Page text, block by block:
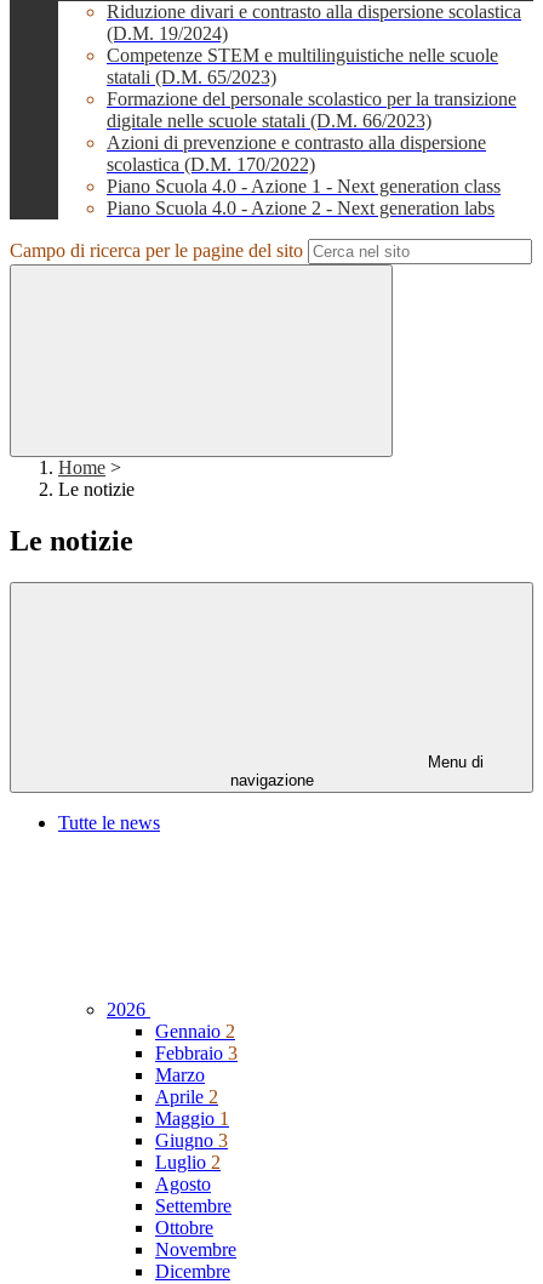
Riduzione divari e contrasto alla dispersione scolastica
(D.M. 19/2024)
Competenze STEM e multilinguistiche nelle scuole
statali (D.M. 65/2023)
Formazione del personale scolastico per la transizione
digitale nelle scuole statali (D.M. 66/2023)
Azioni di prevenzione e contrasto alla dispersione
scolastica (D.M. 170/2022)
Piano Scuola 4.0 - Azione 1 - Next generation class
Piano Scuola 4.0 - Azione 2 - Next generation labs
Campo di ricerca per le pagine del sito
Home >
Le notizie
Le notizie
Menu di
navigazione
Tutte le news
2026
Gennaio 2
Febbraio 3
Marzo
Aprile 2
Maggio 1
Giugno 3
Luglio 2
Agosto
Settembre
Ottobre
Novembre
Dicembre